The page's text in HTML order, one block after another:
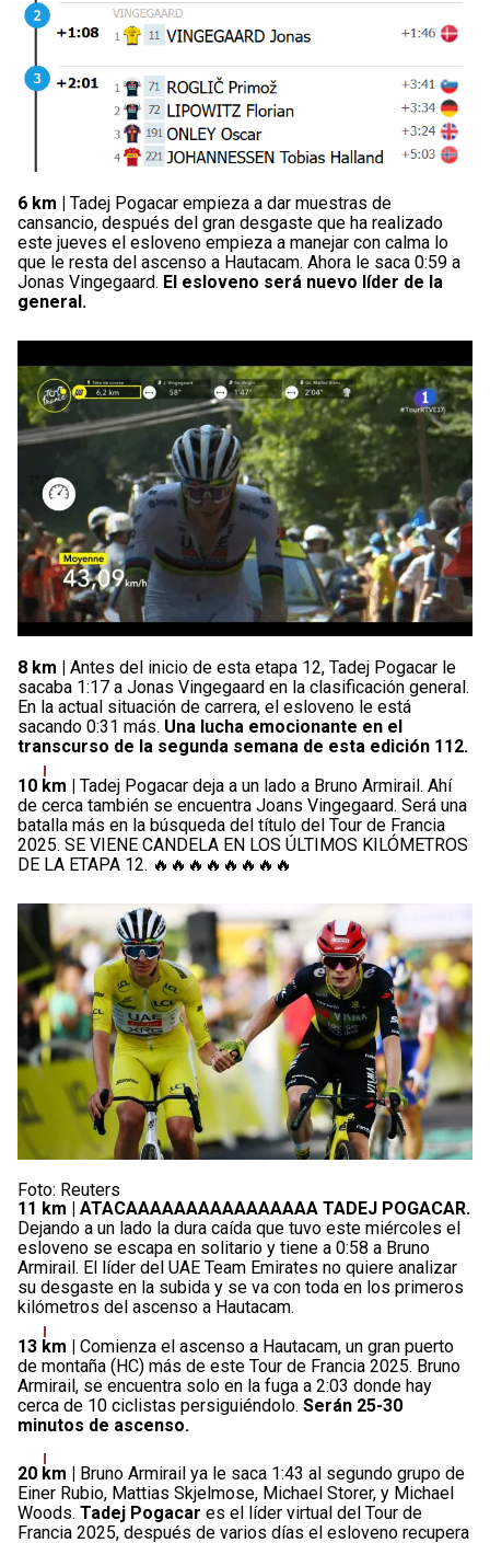
6 km |
Tadej Pogacar empieza a dar muestras de
cansancio, después del gran desgaste que ha realizado
este jueves el esloveno empieza a manejar con calma lo
que le resta del ascenso a Hautacam. Ahora le saca 0:59 a
Jonas Vingegaard. El esloveno será nuevo líder de la
general.
8 km |
Antes del inicio de esta etapa 12, Tadej Pogacar le
sacaba 1:17 a Jonas Vingegaard en la clasificación general.
En la actual situación de carrera, el esloveno le está
sacando 0:31 más. Una lucha emocionante en el
transcurso de la segunda semana de esta edición 112.
10 km |
Tadej Pogacar deja a un lado a Bruno Armirail. Ahí
de cerca también se encuentra Joans Vingegaard. Será una
batalla más en la búsqueda del título del Tour de Francia
2025. SE VIENE CANDELA EN LOS ÚLTIMOS KILÓMETROS
DE LA ETAPA 12. 🔥🔥🔥🔥🔥🔥🔥🔥
Foto: Reuters
11 km |
ATACAAAAAAAAAAAAAAAA TADEJ POGACAR.
Dejando a un lado la dura caída que tuvo este miércoles el
esloveno se escapa en solitario y tiene a 0:58 a Bruno
Armirail. El líder del UAE Team Emirates no quiere analizar
su desgaste en la subida y se va con toda en los primeros
kilómetros del ascenso a Hautacam.
13 km |
Comienza el ascenso a Hautacam, un gran puerto
de montaña (HC) más de este Tour de Francia 2025. Bruno
Armirail, se encuentra solo en la fuga a 2:03 donde hay
cerca de 10 ciclistas persiguiéndolo. Serán 25-30
minutos de ascenso.
20 km |
Bruno Armirail ya le saca 1:43 al segundo grupo de
Einer Rubio, Mattias Skjelmose, Michael Storer, y Michael
Woods. Tadej Pogacar es el líder virtual del Tour de
Francia 2025, después de varios días el esloveno recupera